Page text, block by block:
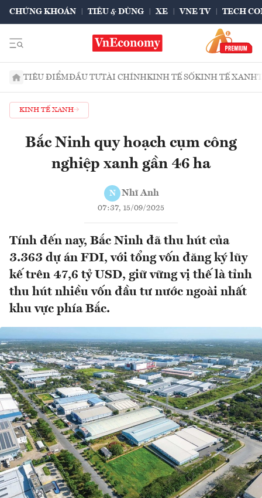
CHỨNG KHOÁN TIÊU & DÙNG XE VNE TV TECH
TIÊU ĐIỂMĐẦU TƯTÀI CHÍNHKINH TẾ SỐKINH TẾ XANH
KINH TẾ XANH
Bắc Ninh quy hoạch cụm công
nghiệp xanh gần 46 ha
N Nhĩ Anh
07:37, 15/09/2025
Tính đến nay, Bắc Ninh đã thu hút của
3.363 dự án FDI, với tổng vốn đăng ký lũy
kế trên 47,6 tỷ USD, giữ vững vị thế là tỉnh
thu hút nhiều vốn đầu tư nước ngoài nhất
khu vực phía Bắc.